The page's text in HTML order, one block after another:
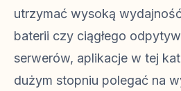
utrzymać wysoką
baterii czy ciągłego
serwerów, aplikacje w tej
dużym stopniu polegać na